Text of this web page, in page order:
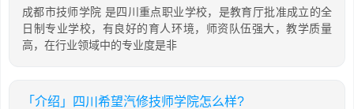
成都市技师学院 是四川重点职业学校，是教育厅批准成立的全
日制专业学校，有良好的育人环境，师资队伍强大，教学质量
高，在行业领域中的专业度是非
「介绍」四川希望汽修技师学院怎么样?